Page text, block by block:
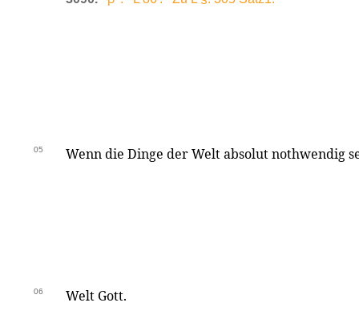
05 Wenn die Dinge der Welt absolut nothwendig
06 Welt Gott.